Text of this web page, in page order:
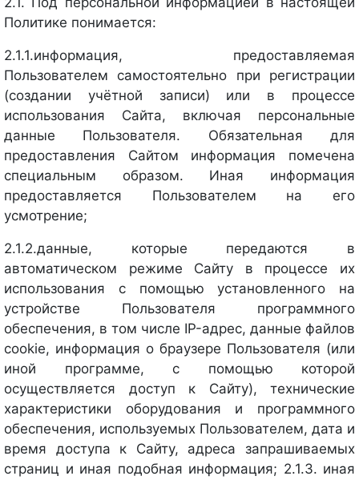
Политике понимается:
2.1.1.информация, предоставляемая
Пользователем самостоятельно при регистрации
(создании учётной записи) или в процессе
использования Сайта, включая персональные
данные Пользователя. Обязательная для
предоставления Сайтом информация помечена
специальным образом. Иная информация
предоставляется Пользователем на его
усмотрение;
2.1.2.данные, которые передаются в
автоматическом режиме Сайту в процессе их
использования с помощью установленного на
устройстве Пользователя программного
обеспечения, в том числе IP-адрес, данные файлов
cookie, информация о браузере Пользователя (или
иной программе, с помощью которой
осуществляется доступ к Сайту), технические
характеристики оборудования и программного
обеспечения, используемых Пользователем, дата и
время доступа к Сайту, адреса запрашиваемых
страниц и иная подобная информация; 2.1.3. иная